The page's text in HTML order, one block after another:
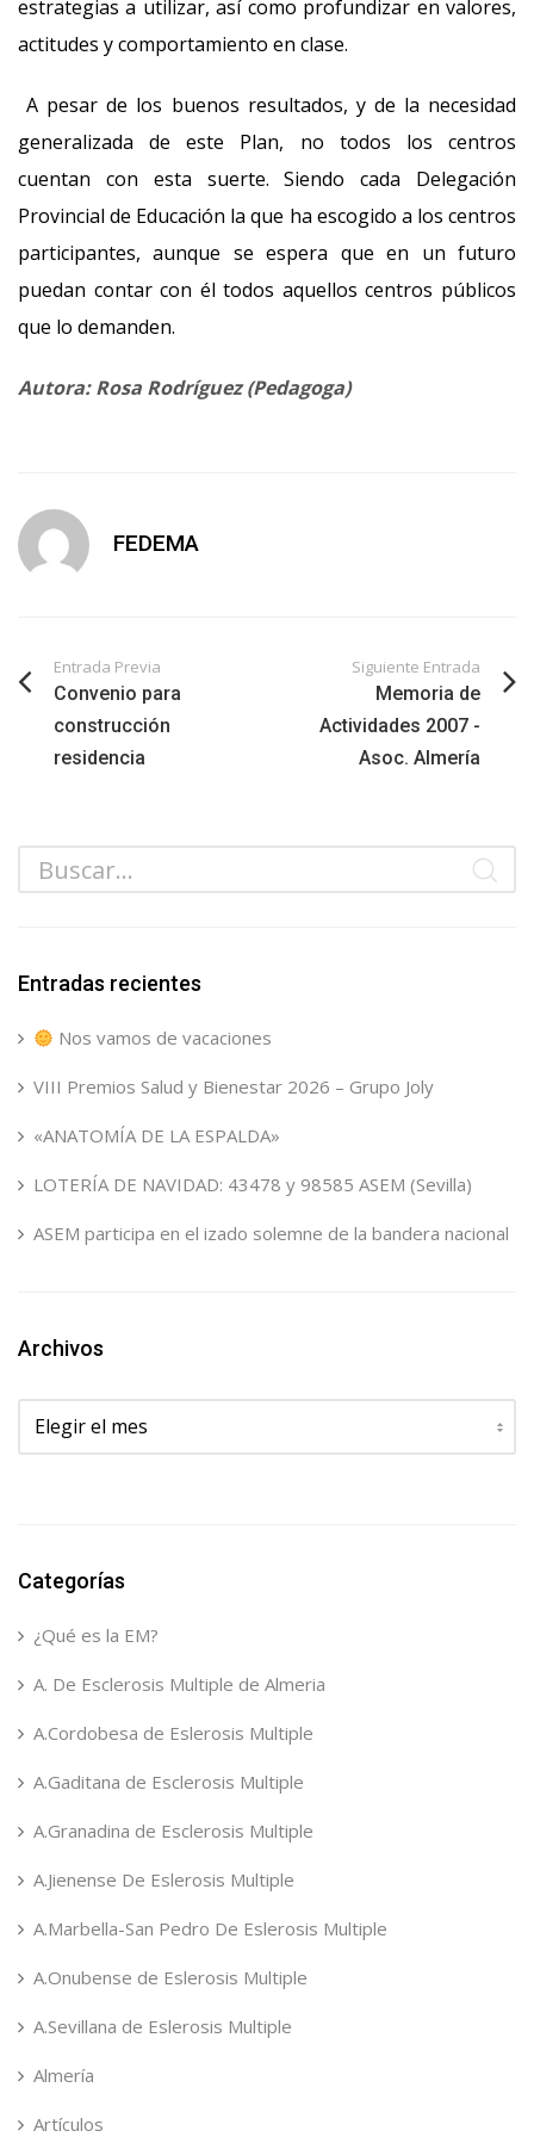
estrategias a utilizar, así como profundizar en valores,
actitudes y comportamiento en clase.
A pesar de los buenos resultados, y de la necesidad
generalizada de este Plan, no todos los centros
cuentan con esta suerte. Siendo cada Delegación
Provincial de Educación la que ha escogido a los centros
participantes, aunque se espera que en un futuro
puedan contar con él todos aquellos centros públicos
que lo demanden.
Autora: Rosa Rodríguez (Pedagoga)
FEDEMA
Entrada Previa
Convenio para
construcción
residencia
Siguiente Entrada
Memoria de
Actividades 2007 -
Asoc. Almería
Entradas recientes
Nos vamos de vacaciones
VIII Premios Salud y Bienestar 2026 – Grupo Joly
«ANATOMÍA DE LA ESPALDA»
LOTERÍA DE NAVIDAD: 43478 y 98585 ASEM (Sevilla)
ASEM participa en el izado solemne de la bandera nacional
Archivos
Archivos
Categorías
¿Qué es la EM?
A. De Esclerosis Multiple de Almeria
A.Cordobesa de Eslerosis Multiple
A.Gaditana de Esclerosis Multiple
A.Granadina de Esclerosis Multiple
A.Jienense De Eslerosis Multiple
A.Marbella-San Pedro De Eslerosis Multiple
A.Onubense de Eslerosis Multiple
A.Sevillana de Eslerosis Multiple
Almería
Artículos